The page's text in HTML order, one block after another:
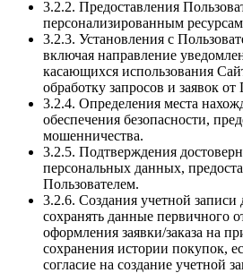
3.2.2. Предоставления
персонализированным
3.2.3. Установления с
включая направление
касающихся использования
обработку запросов и заявок от
3.2.4. Определения места
обеспечения безопасности,
мошенничества.
3.2.5. Подтверждения
персональных данных,
Пользователем.
3.2.6. Создания учетной записи
сохранять данные первичного
оформления заявки/заказа на
сохранения истории покупок,
согласие на создание учетной